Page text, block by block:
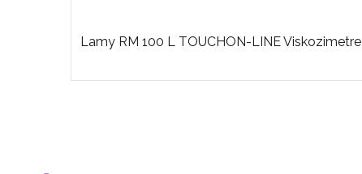
Lamy RM 100 L TOUCHON-LINE Viskozimetre